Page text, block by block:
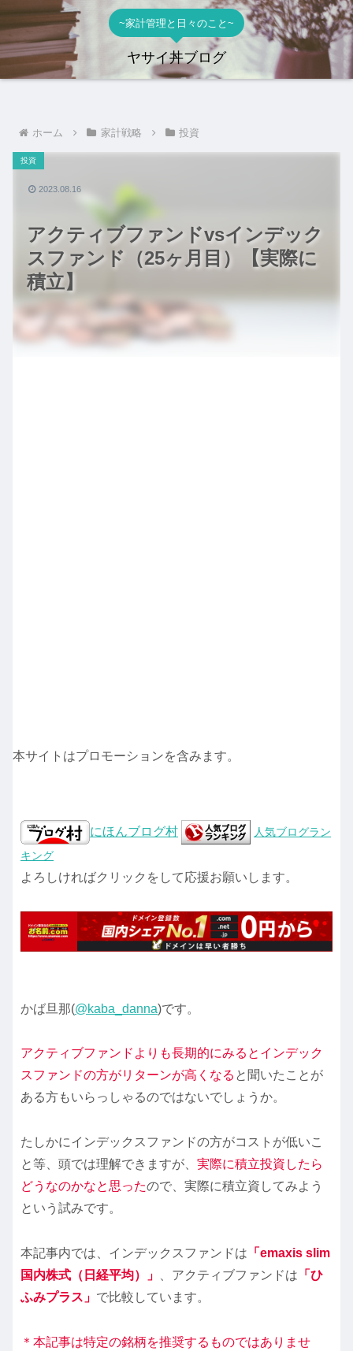
~家計管理と日々のこと~
ヤサイ丼ブログ
ホーム 家計戦略 投資
アクティブファンドvsインデック
スファンド（25ヶ月目）【実際に
積立】
投資
2023.08.16
本サイトはプロモーションを含みます。
にほんブログ村
人気ブログラン
キング
よろしければクリックをして応援お願いします。
かば旦那(@kaba_danna)です。
アクティブファンドよりも長期的にみるとインデック
スファンドの方がリターンが高くなる と聞いたことが
ある方もいらっしゃるのではないでしょうか。
たしかにインデックスファンドの方がコストが低いこ
と等、頭では理解できますが、 実際に積立投資したら
どうなのかなと思ったので、実際に積立資してみよう
という試みです。
本記事内では、インデックスファンドは 「emaxis slim
国内株式（日経平均）」
、アクティブファンドは 「ひ
ふみプラス」 で比較しています。
＊本記事は特定の銘柄を推奨するものではありませ